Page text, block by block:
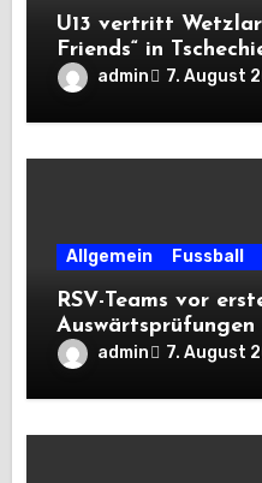
U13 vertritt
Friends“ in
admin 7. August
Allgemein Fussball
RSV-Teams vor
Auswärtsprüfungen
admin 7. August